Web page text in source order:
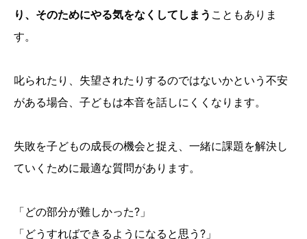
り、そのためにやる気をなくしてしまう こともありま
す。
叱られたり、失望されたりするのではないかという不安
がある場合、子どもは本音を話しにくくなります。
失敗を子どもの成長の機会と捉え、一緒に課題を解決し
ていくために最適な質問があります。
「どの部分が難しかった?」
「どうすればできるようになると思う?」